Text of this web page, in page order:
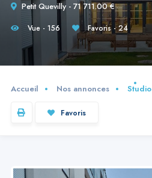
Petit Quevilly - 71 711.00 €
Vue - 156
Favoris - 24
Accueil Nos annonces Studio
Favoris